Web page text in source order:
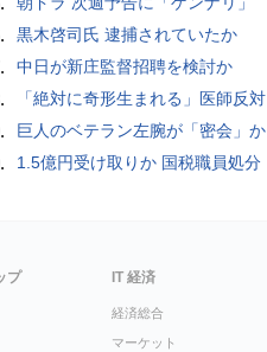
黒木啓司氏 逮捕されていたか
中日が新庄監督招聘を検討か
「絶対に奇形生まれる」医師反対
巨人のベテラン左腕が「密会」か
1.5億円受け取りか 国税職員処分
プ IT 経済
経済総合
マーケット